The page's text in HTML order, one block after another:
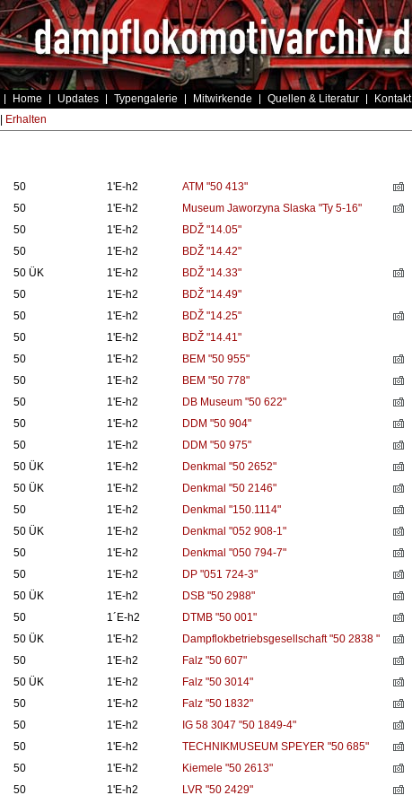
Home Updates Typengalerie Mitwirkende Quellen & Literatur Kontakt
Erhalten
50 1'E-h2
ATM "50 413"
50 1'E-h2
Museum Jaworzyna Slaska "Ty 5-16"
50 1'E-h2
BDŽ "14.05"
50 1'E-h2
BDŽ "14.42"
50 ÜK 1'E-h2
BDŽ "14.33"
50 1'E-h2
BDŽ "14.49"
50 1'E-h2
BDŽ "14.25"
50 1'E-h2
BDŽ "14.41"
50 1'E-h2
BEM "50 955"
50 1'E-h2
BEM "50 778"
50 1'E-h2
DB Museum "50 622"
50 1'E-h2
DDM "50 904"
50 1'E-h2
DDM "50 975"
50 ÜK 1'E-h2
Denkmal "50 2652"
50 ÜK 1'E-h2
Denkmal "50 2146"
50 1'E-h2
Denkmal "150.1114"
50 ÜK 1'E-h2
Denkmal "052 908-1"
50 1'E-h2
Denkmal "050 794-7"
50 1'E-h2
DP "051 724-3"
50 ÜK 1'E-h2
DSB "50 2988"
50 1´E-h2
DTMB "50 001"
50 ÜK 1'E-h2
Dampflokbetriebsgesellschaft "50 2838 "
50 1'E-h2
Falz "50 607"
50 ÜK 1'E-h2
Falz "50 3014"
50 1'E-h2
Falz "50 1832"
50 1'E-h2
IG 58 3047 "50 1849-4"
50 1'E-h2
TECHNIKMUSEUM SPEYER "50 685"
50 1'E-h2
Kiemele "50 2613"
50 1'E-h2 LVR "50 2429"